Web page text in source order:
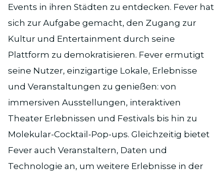
Events in ihren Städten zu entdecken. Fever hat
sich zur Aufgabe gemacht, den Zugang zur
Kultur und Entertainment durch seine
Plattform zu demokratisieren. Fever ermutigt
seine Nutzer, einzigartige Lokale, Erlebnisse
und Veranstaltungen zu genießen: von
immersiven Ausstellungen, interaktiven
Theater Erlebnissen und Festivals bis hin zu
Molekular-Cocktail-Pop-ups. Gleichzeitig bietet
Fever auch Veranstaltern, Daten und
Technologie an, um weitere Erlebnisse in der